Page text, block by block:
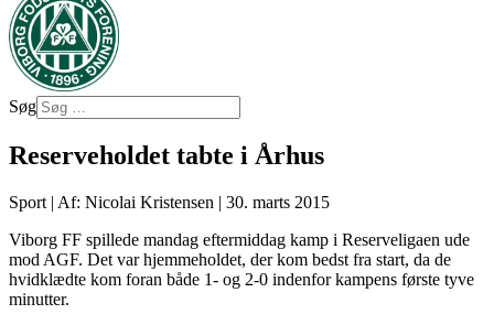
Søg
Reserveholdet tabte i Århus
Sport | Af: Nicolai Kristensen | 30. marts 2015
Viborg FF spillede mandag eftermiddag kamp i Reserveligaen ude
mod AGF. Det var hjemmeholdet, der kom bedst fra start, da de
hvidklædte kom foran både 1- og 2-0 indenfor kampens første tyve
minutter.